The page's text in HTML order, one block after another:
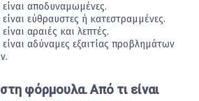
αποδυναμωμένες.
εύθραυστες ή κατεστραμμένες.
αραιές και λεπτές.
αδύναμες εξαιτίας προβλημάτων
φόρμουλα. Από τι είναι